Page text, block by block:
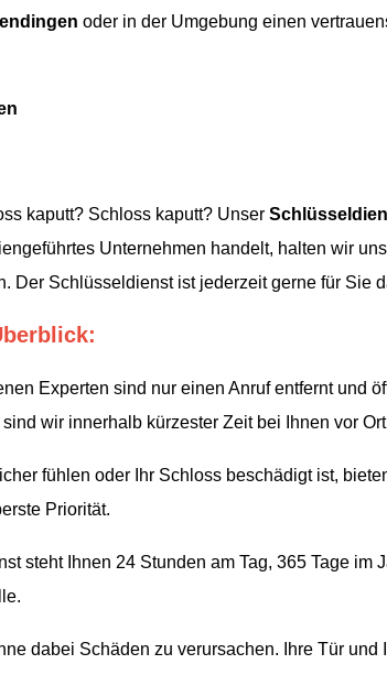
oder in der Umgebung einen
kaputt? Schloss kaputt? Unser
Unternehmen handelt, halten wir
Der Schlüsseldienst ist jederzeit gerne für Sie
Experten sind nur einen Anruf entfernt und
wir innerhalb kürzester Zeit bei Ihnen vor
fühlen oder Ihr Schloss beschädigt ist,
Priorität.
steht Ihnen 24 Stunden am Tag, 365 Tage
dabei Schäden zu verursachen. Ihre Tür und